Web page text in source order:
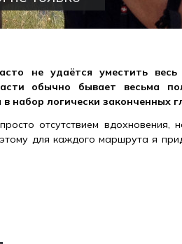
не удаётся уместить
обычно бывает весьма
набор логически законченных
отсутствием вдохновения,
для каждого маршрута я